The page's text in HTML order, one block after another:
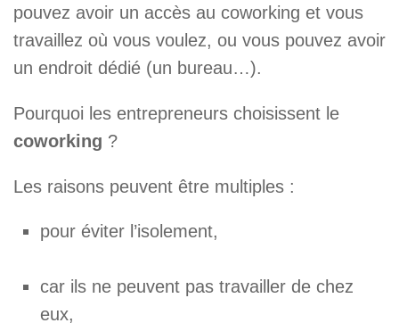
pouvez avoir un accès au coworking et vous
travaillez où vous voulez, ou vous pouvez avoir
un endroit dédié (un bureau…).
Pourquoi les entrepreneurs choisissent le
coworking ?
Les raisons peuvent être multiples :
pour éviter l’isolement,
car ils ne peuvent pas travailler de chez
eux,